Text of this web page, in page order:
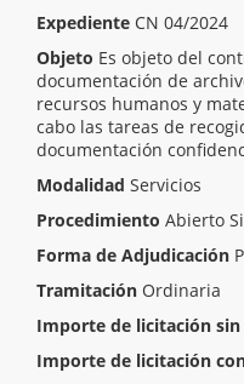
Expediente CN 04/2024
Objeto Es objeto del
documentación de
recursos humanos y
cabo las tareas de
documentación
Modalidad Servicios
Procedimiento Abierto
Forma de Adjudicación
Tramitación Ordinaria
Importe de licitación
Importe de licitación